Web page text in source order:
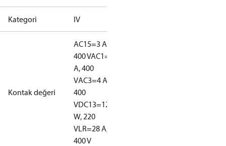
Kategori IV
Kontak değeri
AC15=3 A,
400 VAC1=10
A, 400
VAC3=4 A,
400
VDC13=12
W, 220
VLR=28 A,
400 V